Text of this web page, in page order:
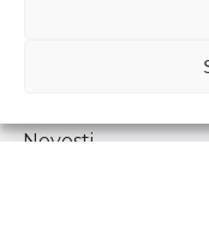
Prenošenje sadržaja
Novosti